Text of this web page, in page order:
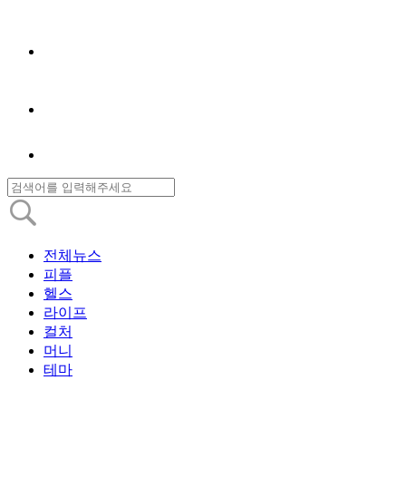
전체뉴스
피플
헬스
라이프
컬처
머니
테마